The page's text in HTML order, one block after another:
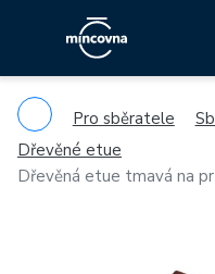
Pro sběratele
Dřevěné etue
Dřevěná etue tmavá na